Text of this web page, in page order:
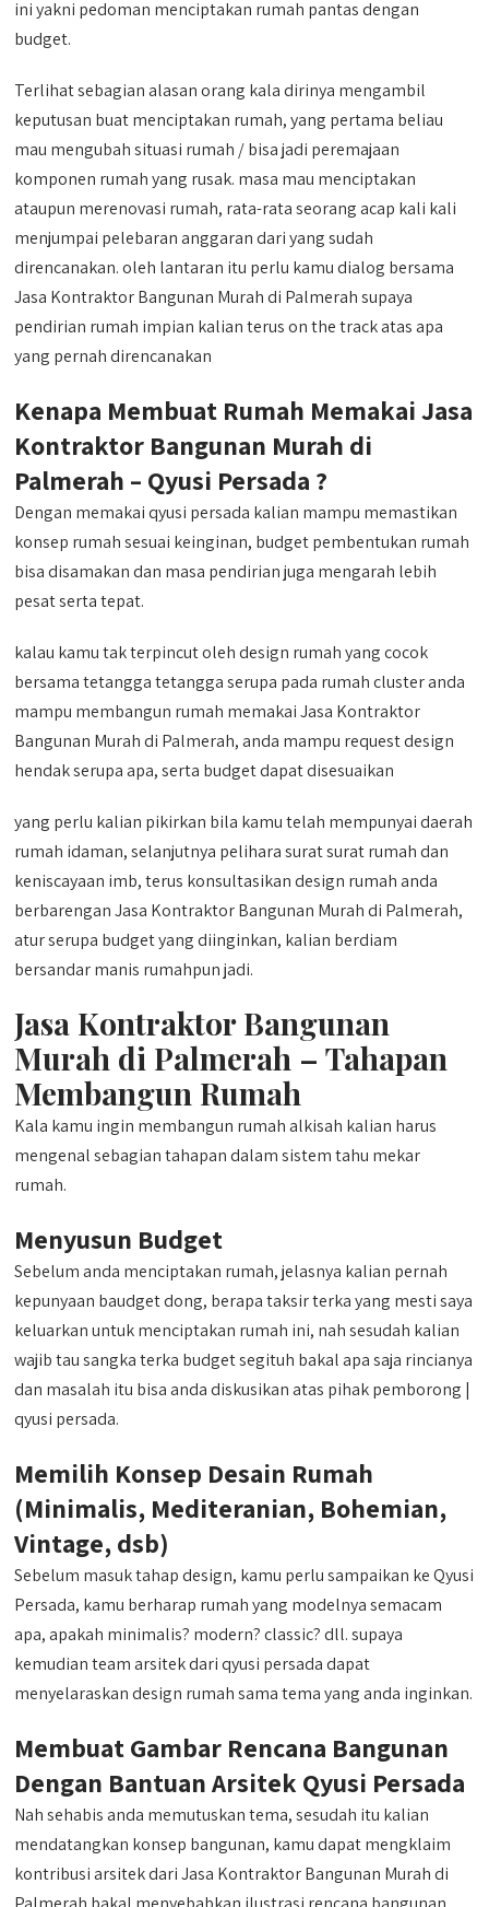
ini yakni pedoman menciptakan rumah pantas dengan
budget.
Terlihat sebagian alasan orang kala dirinya mengambil
keputusan buat menciptakan rumah, yang pertama beliau
mau mengubah situasi rumah / bisa jadi peremajaan
komponen rumah yang rusak. masa mau menciptakan
ataupun merenovasi rumah, rata-rata seorang acap kali kali
menjumpai pelebaran anggaran dari yang sudah
direncanakan. oleh lantaran itu perlu kamu dialog bersama
Jasa Kontraktor Bangunan Murah di Palmerah supaya
pendirian rumah impian kalian terus on the track atas apa
yang pernah direncanakan
Kenapa Membuat Rumah Memakai Jasa
Kontraktor Bangunan Murah di
Palmerah – Qyusi Persada ?
Dengan memakai qyusi persada kalian mampu memastikan
konsep rumah sesuai keinginan, budget pembentukan rumah
bisa disamakan dan masa pendirian juga mengarah lebih
pesat serta tepat.
kalau kamu tak terpincut oleh design rumah yang cocok
bersama tetangga tetangga serupa pada rumah cluster anda
mampu membangun rumah memakai Jasa Kontraktor
Bangunan Murah di Palmerah, anda mampu request design
hendak serupa apa, serta budget dapat disesuaikan
yang perlu kalian pikirkan bila kamu telah mempunyai daerah
rumah idaman, selanjutnya pelihara surat surat rumah dan
keniscayaan imb, terus konsultasikan design rumah anda
berbarengan Jasa Kontraktor Bangunan Murah di Palmerah,
atur serupa budget yang diinginkan, kalian berdiam
bersandar manis rumahpun jadi.
Jasa Kontraktor Bangunan
Murah di Palmerah – Tahapan
Membangun Rumah
Kala kamu ingin membangun rumah alkisah kalian harus
mengenal sebagian tahapan dalam sistem tahu mekar
rumah.
Menyusun Budget
Sebelum anda menciptakan rumah, jelasnya kalian pernah
kepunyaan baudget dong, berapa taksir terka yang mesti saya
keluarkan untuk menciptakan rumah ini, nah sesudah kalian
wajib tau sangka terka budget segituh bakal apa saja rincianya
dan masalah itu bisa anda diskusikan atas pihak pemborong |
qyusi persada.
Memilih Konsep Desain Rumah
(Minimalis, Mediteranian, Bohemian,
Vintage, dsb)
Sebelum masuk tahap design, kamu perlu sampaikan ke Qyusi
Persada, kamu berharap rumah yang modelnya semacam
apa, apakah minimalis? modern? classic? dll. supaya
kemudian team arsitek dari qyusi persada dapat
menyelaraskan design rumah sama tema yang anda inginkan.
Membuat Gambar Rencana Bangunan
Dengan Bantuan Arsitek Qyusi Persada
Nah sehabis anda memutuskan tema, sesudah itu kalian
mendatangkan konsep bangunan, kamu dapat mengklaim
kontribusi arsitek dari Jasa Kontraktor Bangunan Murah di